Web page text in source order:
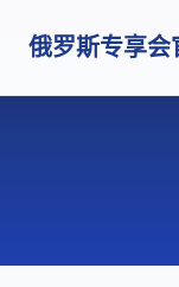
俄罗斯专享会